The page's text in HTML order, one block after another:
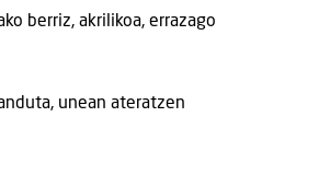
berriz, akrilikoa, errazago
unean ateratzen